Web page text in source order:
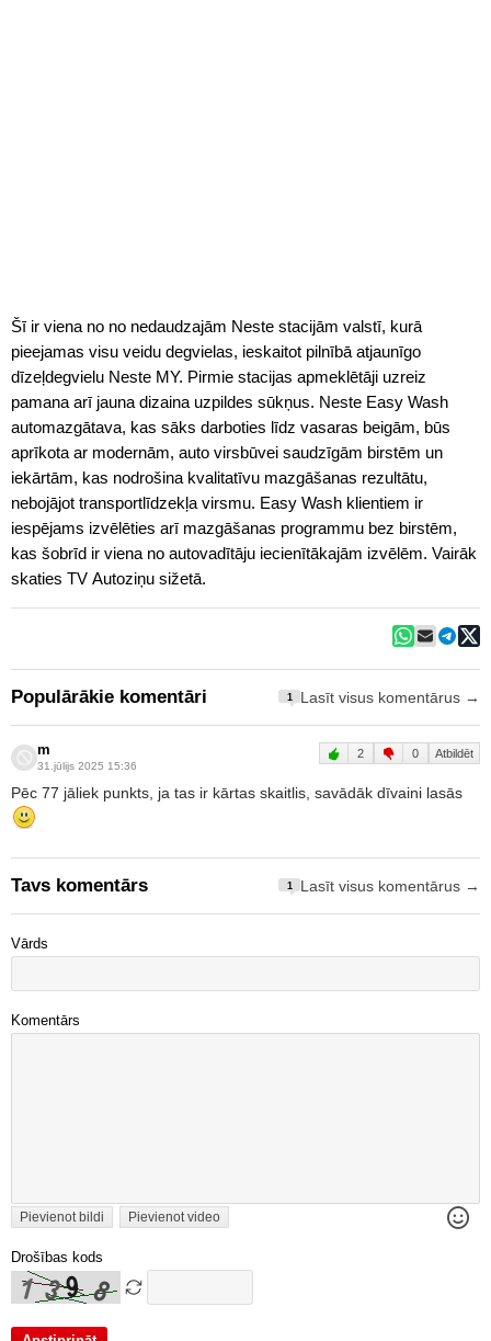
Šī ir viena no no nedaudzajām Neste stacijām valstī, kurā
pieejamas visu veidu degvielas, ieskaitot pilnībā atjaunīgo
dīzeļdegvielu Neste MY. Pirmie stacijas apmeklētāji uzreiz
pamana arī jauna dizaina uzpildes sūkņus. Neste Easy Wash
automazgātava, kas sāks darboties līdz vasaras beigām, būs
aprīkota ar modernām, auto virsbūvei saudzīgām birstēm un
iekārtām, kas nodrošina kvalitatīvu mazgāšanas rezultātu,
nebojājot transportlīdzekļa virsmu. Easy Wash klientiem ir
iespējams izvēlēties arī mazgāšanas programmu bez birstēm,
kas šobrīd ir viena no autovadītāju iecienītākajām izvēlēm. Vairāk
skaties TV Autoziņu sižetā.
Populārākie komentāri 1 Lasīt visus komentārus →
m
31.jūlijs 2025 15:36
2 0 Atbildēt
Pēc 77 jāliek punkts, ja tas ir kārtas skaitlis, savādāk dīvaini lasās
Tavs komentārs 1 Lasīt visus komentārus →
Vārds
Komentārs
Pievienot bildi Pievienot video
Drošības kods